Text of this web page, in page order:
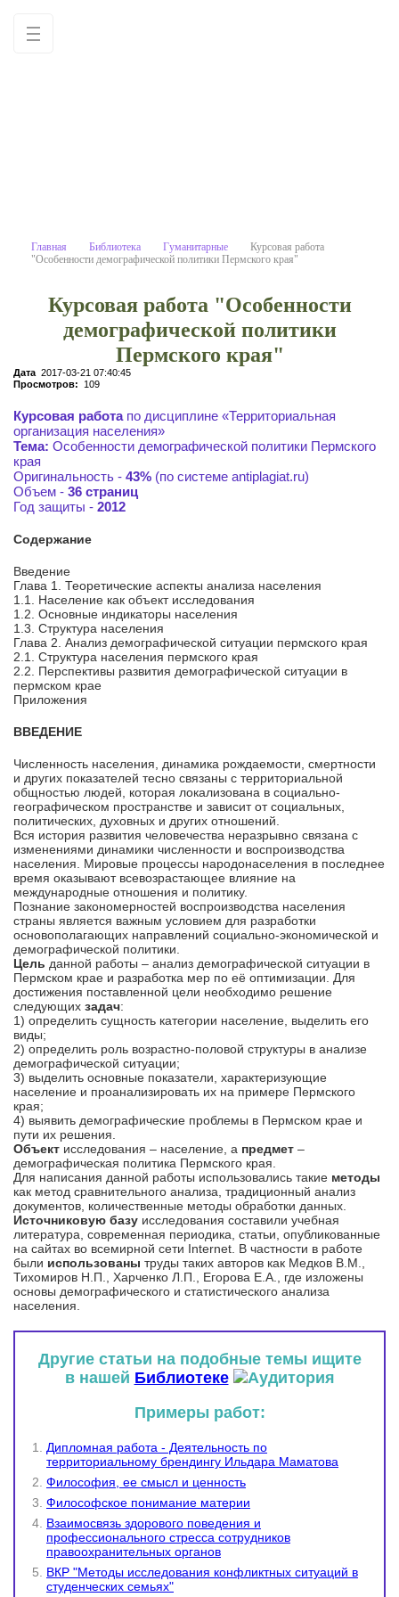
Главная Библиотека Гуманитарные
Курсовая работа
"Особенности демографической политики Пермского края"
Курсовая работа "Особенности
демографической политики
Пермского края"
Дата 2017-03-21 07:40:45
Просмотров:
109
Курсовая работапо дисциплине «Территориальная
организация населения»
Тема: Особенности демографической политики Пермского
края
Оригинальность - 43% (по системе antiplagiat.ru)
Объем - 36 страниц
Год защиты - 2012
Содержание
Введение
Глава 1. Теоретические аспекты анализа населения
1.1. Население как объект исследования
1.2. Основные индикаторы населения
1.3. Структура населения
Глава 2. Анализ демографической ситуации пермского края
2.1. Структура населения пермского края
2.2. Перспективы развития демографической ситуации в
пермском крае
Приложения
ВВЕДЕНИЕ
Численность населения, динамика рождаемости, смертности
и других показателей тесно связаны с территориальной
общностью людей, которая локализована в социально-
географическом пространстве и зависит от социальных,
политических, духовных и других отношений.
Вся история развития человечества неразрывно связана с
изменениями динамики численности и воспроизводства
населения. Мировые процессы народонаселения в последнее
время оказывают всевозрастающее влияние на
международные отношения и политику.
Познание закономерностей воспроизводства населения
страны является важным условием для разработки
основополагающих направлений социально-экономической и
демографической политики.
Цель данной работы – анализ демографической ситуации в
Пермском крае и разработка мер по её оптимизации. Для
достижения поставленной цели необходимо решение
следующих задач:
1) определить сущность категории население, выделить его
виды;
2) определить роль возрастно-половой структуры в анализе
демографической ситуации;
3) выделить основные показатели, характеризующие
население и проанализировать их на примере Пермского
края;
4) выявить демографические проблемы в Пермском крае и
пути их решения.
Объект исследования – население, а предмет –
демографическая политика Пермского края.
Для написания данной работы использовались такие методы
как метод сравнительного анализа, традиционный анализ
документов, количественные методы обработки данных.
Источниковую базу исследования составили учебная
литература, современная периодика, статьи, опубликованные
на сайтах во всемирной сети Internet. В частности в работе
были использованы труды таких авторов как Медков В.М.,
Тихомиров Н.П., Харченко Л.П., Егорова Е.А., где изложены
основы демографического и статистического анализа
населения.
Другие статьи на подобные темы ищите
в нашей Библиотеке
Примеры работ:
Дипломная работа - Деятельность по
территориальному брендингу Ильдара Маматова
Философия, ее смысл и ценность
Философское понимание материи
Взаимосвязь здорового поведения и
профессионального стресса сотрудников
правоохранительных органов
ВКР "Методы исследования конфликтных ситуаций в
студенческих семьях"